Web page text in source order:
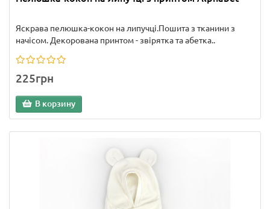
Яскрава пелюшка-кокон на липучці.Пошита з тканини з
начісом. Декорована принтом - звірятка та абетка..
225грн
В корзину